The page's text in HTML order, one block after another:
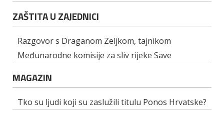
ZAŠTITA U ZAJEDNICI
Razgovor s Draganom Zeljkom, tajnikom
Međunarodne komisije za sliv rijeke Save
MAGAZIN
Tko su ljudi koji su zaslužili titulu Ponos Hrvatske?